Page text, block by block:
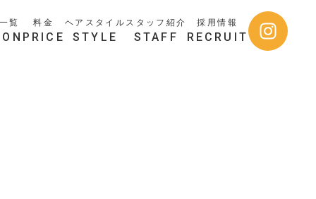
覧 料金
PRICE
ヘアスタイル
STYLE
スタッフ紹介
STAFF
採用情報
RECRUIT